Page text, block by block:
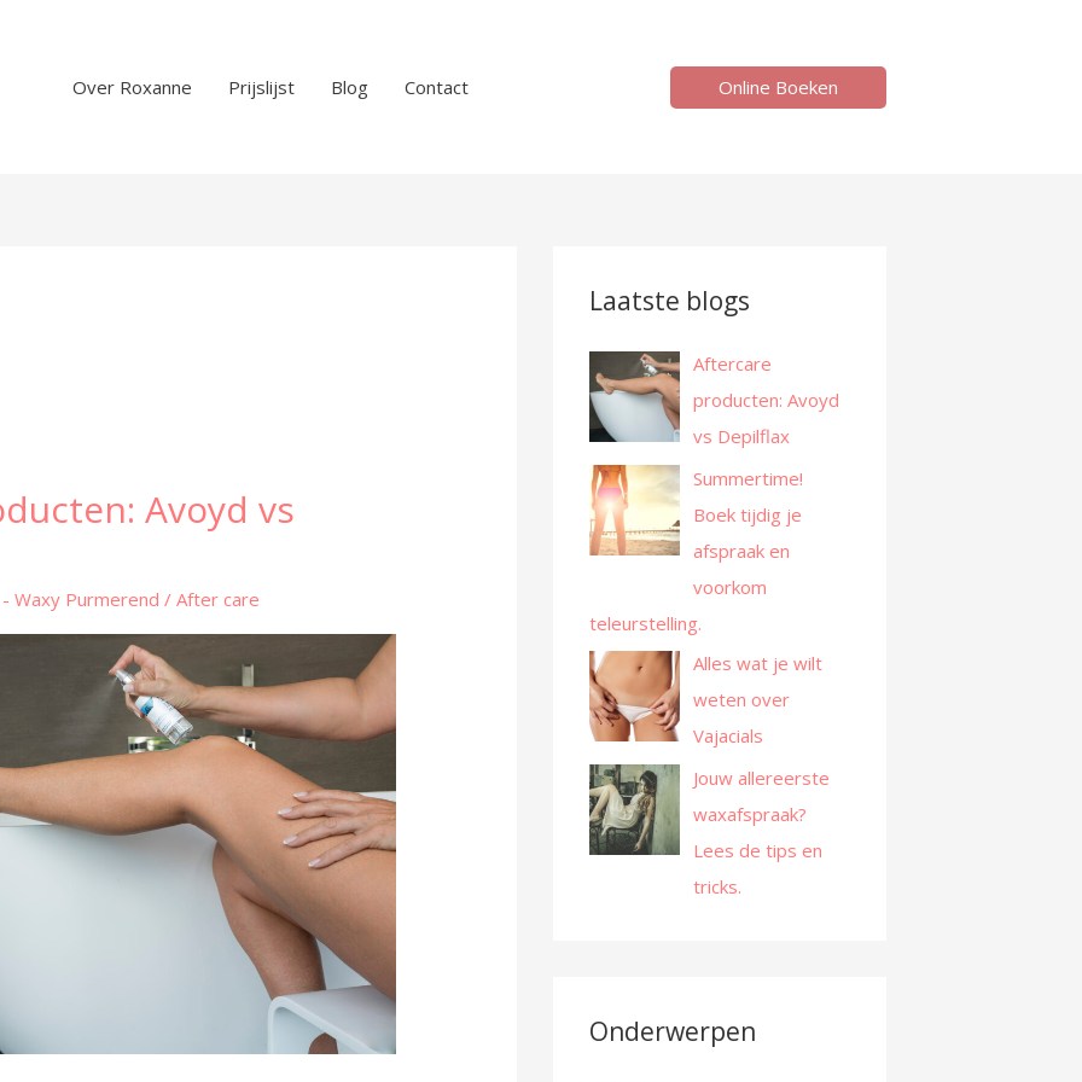
Over Roxanne Prijslijst Blog Contact Online Boeken
Avoyd vs
- Waxy Purmerend/After care
Laatste blogs
Aftercare
producten: Avoyd
vs Depilflax
Summertime!
Boek tijdig je
afspraak en
voorkom
teleurstelling.
Alles wat je wilt
weten over
Vajacials
Jouw allereerste
waxafspraak?
Lees de tips en
tricks.
Onderwerpen